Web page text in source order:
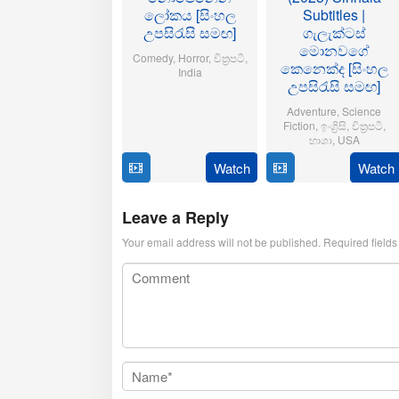
ලෝකය [සිංහල
උපසිරැසි සමඟ]
Comedy, Horror, චිත්‍රපටි
India
Watch
Subtitles |
ගැලැක්ටස්
මොනවගේ
කෙනෙක්ද [සිංහල
උපසිරැසි සමඟ]
Adventure Science
Fiction ඉංග්‍රිසි චිත්‍රපටි
භාශා, USA
Jul
Matt
Shakman
Watch
Leave a Reply
Your email address will not be published. Required